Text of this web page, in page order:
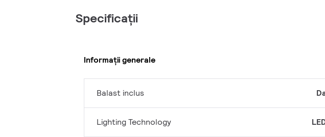
Specificații
Informații generale
Balast inclus
Lighting Technology